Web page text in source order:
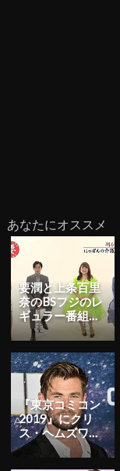
あなたにオススメ
要潤と上条百里
奈のBSフジのレ
ギュラー番組に
りんごちゃんが
ゲスト出演！介
護・福祉...
『東京コミコン
2019』にクリ
ス・ヘムズワー
スが来日決
定！”ウォーリア